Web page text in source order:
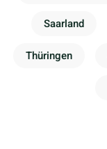
Saarland
Thüringen